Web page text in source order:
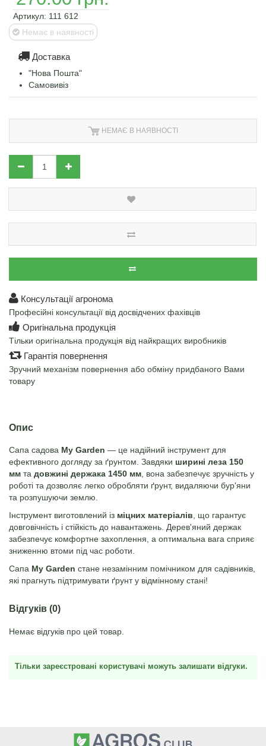
Артикул: 111 612
Немає в наявності
Доставка
"Нова Пошта"
Самовивіз
НЕМАЄ В НАЯВНОСТІ
Консультації агронома
Професійні консультації від досвідчених фахівців
Оригінальна продукція
Тільки оригінальна продукція від найкращих виробників
Гарантія повернення
Зручний механізм повернення або обміну придбаного Вами
товару
Опис
Сапа садова My Garden — це надійний інструмент для
ефективного догляду за ґрунтом. Завдяки ширині леза 150
мм та довжині держака 1450 мм , вона забезпечує зручність у
роботі та дозволяє легко обробляти ґрунт, видаляючи бур'яни
та розпушуючи землю.
Інструмент виготовлений із міцних матеріалів , що гарантує
довговічність і стійкість до навантажень. Дерев'яний держак
забезпечує комфортне захоплення, а оптимальна вага сприяє
зниженню втоми під час роботи.
Сапа My Garden стане незамінним помічником для садівників,
які прагнуть підтримувати ґрунт у відмінному стані!
Відгуків (0)
Немає відгуків про цей товар.
Тільки зареєстровані користувачі можуть залишати відгуки.